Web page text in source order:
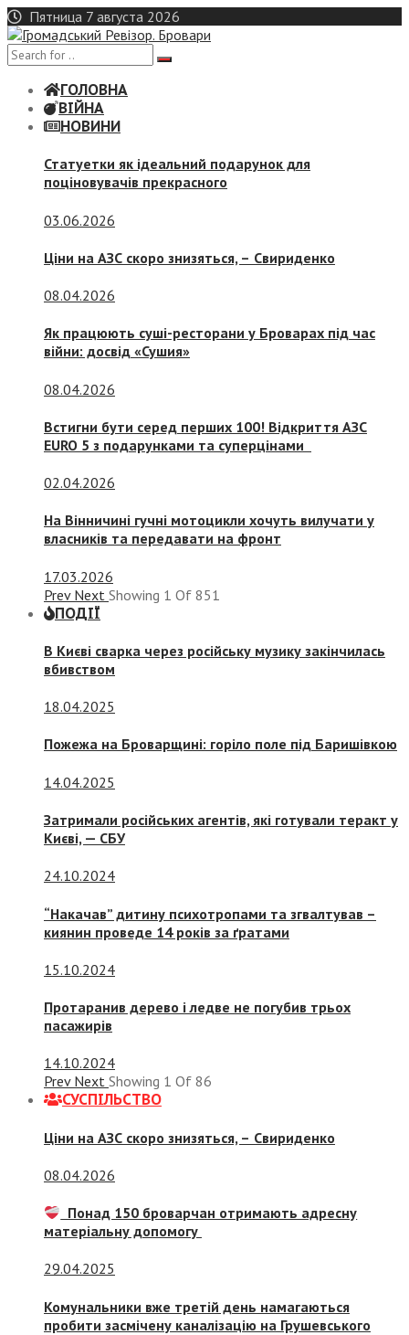
Skip
to
content
Пятница 7 августа 2026
ГОЛОВНА
ВІЙНА
НОВИНИ
Статуетки як ідеальний подарунок для
поціновувачів прекрасного
03.06.2026
Ціни на АЗС скоро знизяться, – Свириденко
08.04.2026
Як працюють суші-ресторани у Броварах під час
війни: досвід «Сушия»
08.04.2026
Встигни бути серед перших 100! Відкриття АЗС
EURO 5 з подарунками та суперцінами
02.04.2026
На Вінничині гучні мотоцикли хочуть вилучати у
власників та передавати на фронт
17.03.2026
Prev Next Showing 1 Of 851
ПОДІЇ
В Києві сварка через російську музику закінчилась
вбивством
18.04.2025
Пожежа на Броварщині: горіло поле під Баришівкою
14.04.2025
Затримали російських агентів, які готували теракт у
Києві, — СБУ
24.10.2024
“Накачав” дитину психотропами та згвалтував –
киянин проведе 14 років за ґратами
15.10.2024
Протаранив дерево і ледве не погубив трьох
пасажирів
14.10.2024
Prev Next Showing 1 Of 86
СУСПIЛЬСТВО
Ціни на АЗС скоро знизяться, – Свириденко
08.04.2026
Понад 150 броварчан отримають адресну
матеріальну допомогу
29.04.2025
Комунальники вже третій день намагаються
пробити засмічену каналізацію на Грушевського